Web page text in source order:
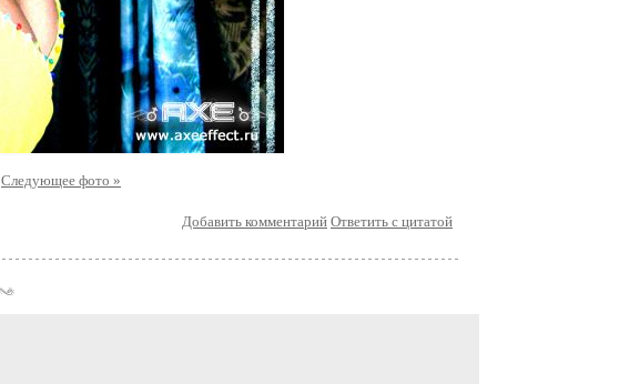
Следующее фото »
Добавить комментарий Ответить с цитатой